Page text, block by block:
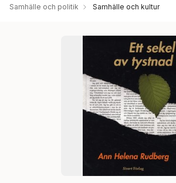
Samhälle och politik Samhälle och kultur